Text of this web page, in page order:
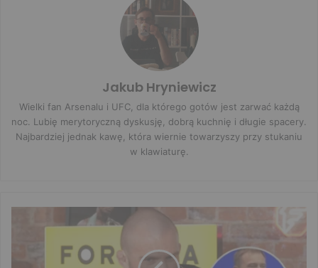
Jakub Hryniewicz
Wielki fan Arsenalu i UFC, dla którego gotów jest zarwać każdą
noc. Lubię merytoryczną dyskusję, dobrą kuchnię i długie spacery.
Najbardziej jednak kawę, która wiernie towarzyszy przy stukaniu
w klawiaturę.